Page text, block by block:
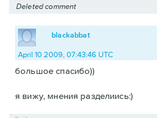
Deleted comment
blackabbat
April 10 2009, 07:43:46 UTC
большое спасибо))
я вижу, мнения разделиись:)